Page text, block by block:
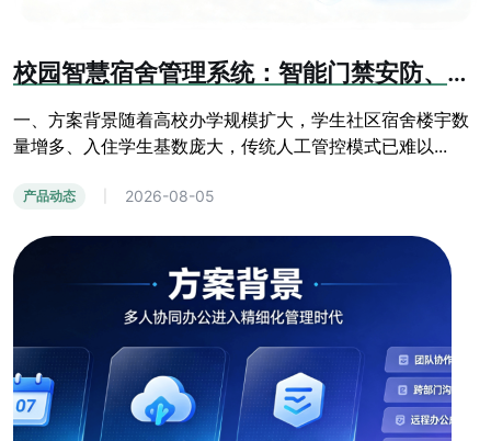
校园智慧宿舍管理系统：智能门禁安防、线上报修、人员信息化管控方案
一、方案背景随着高校办学规模扩大，学生社区宿舍楼宇数
量增多、入住学生基数庞大，传统人工管控模式已难以...
产品动态 2026-08-05